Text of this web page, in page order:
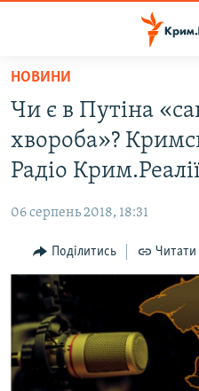
Перейти
основного
матеріалу
Перейти
до
основної
навігації
Перейти
до
пошуку
ВОДА.КРИМ
ВІДЕО ТА ФОТО
БЛОГИ
ПОГЛЯД
ІНТЕРВ'Ю
ВСЕ ЗА ДЕНЬ
СПЕЦПРОЕКТИ
ДЕПОРТАЦІЯ
ЯК ОБІЙТИ БЛОКУВАННЯ
НОВИНИ
Чи є в Путіна
хвороба»?
Радіо
06 серпень 2018, 18:31
Поділитись Читати